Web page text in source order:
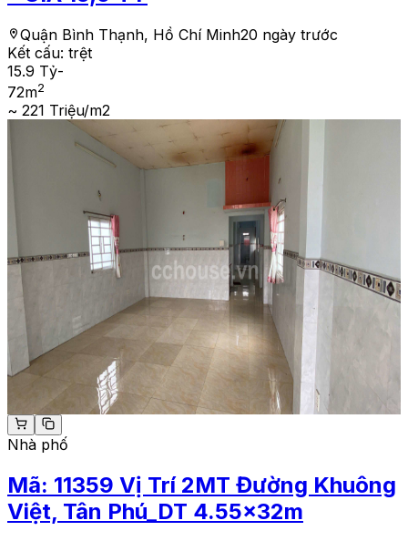
Quận Bình Thạnh, Hồ Chí Minh20 ngày trước
Kết cấu: trệt
15.9 Tỷ-
72m2
~ 221 Triệu/m2
Nhà phố
Mã: 11359 Vị Trí 2MT Đường Khuông
Việt, Tân Phú_DT 4.55x32m